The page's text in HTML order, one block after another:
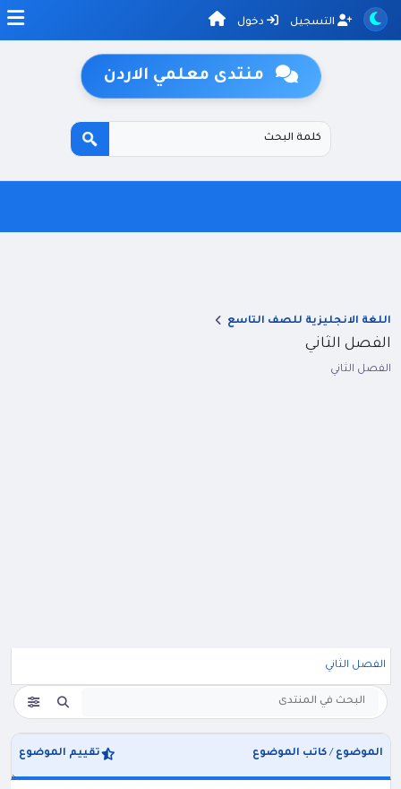
التسجيل دخول
منتدى معلمي الاردن
اللغة الانجليزية للصف التاسع
الفصل الثاني
الفصل الثاني
الفصل الثاني
تقييم الموضوع الموضوع /كاتب الموضوع